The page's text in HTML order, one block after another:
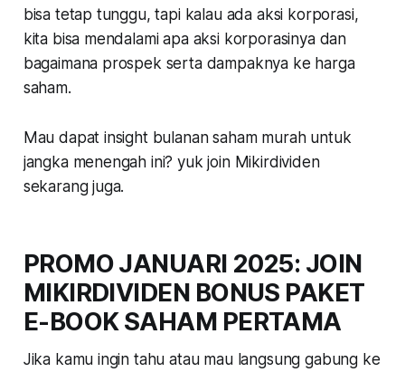
bisa tetap tunggu, tapi kalau ada aksi korporasi,
kita bisa mendalami apa aksi korporasinya dan
bagaimana prospek serta dampaknya ke harga
saham.
Mau dapat insight bulanan saham murah untuk
jangka menengah ini? yuk join Mikirdividen
sekarang juga.
PROMO JANUARI 2025: JOIN
MIKIRDIVIDEN BONUS PAKET
E-BOOK SAHAM PERTAMA
Jika kamu ingin tahu atau mau langsung gabung ke